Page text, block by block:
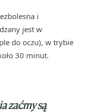
i
jest w
do oczu), w trybie
30 minut.
zaćmy są